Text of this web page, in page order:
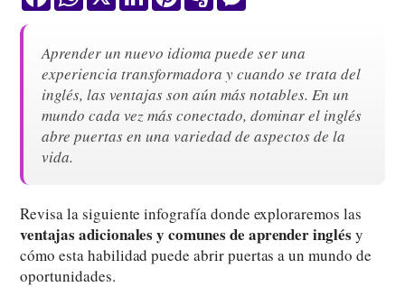
Aprender un nuevo idioma puede ser una
experiencia transformadora y cuando se trata del
inglés, las ventajas son aún más notables. En un
mundo cada vez más conectado, dominar el inglés
abre puertas en una variedad de aspectos de la
vida.
Revisa la siguiente infografía donde exploraremos las
ventajas adicionales y comunes de aprender inglés y
cómo esta habilidad puede abrir puertas a un mundo de
oportunidades.